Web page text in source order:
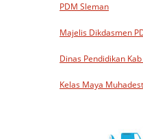
PDM Sleman
Majelis Dikdasmen
Dinas Pendidikan
Kelas Maya